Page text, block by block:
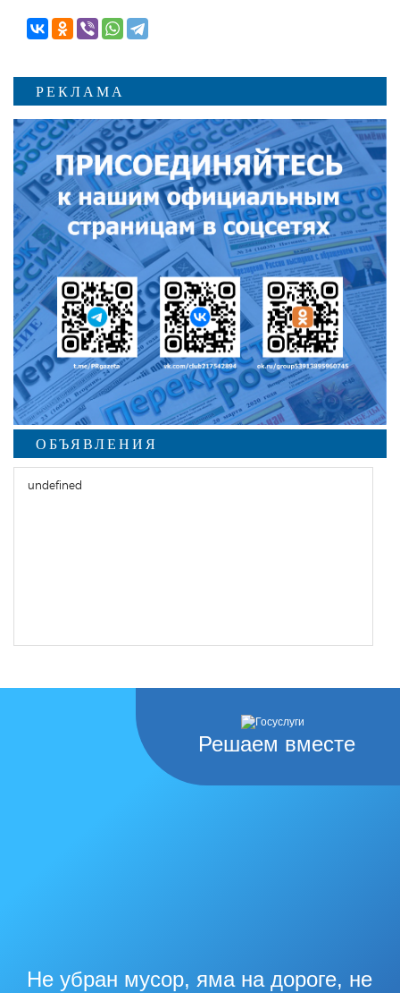
РЕКЛАМА
ОБЪЯВЛЕНИЯ
undefined
Решаем вместе
Не убран мусор, яма на дороге, не